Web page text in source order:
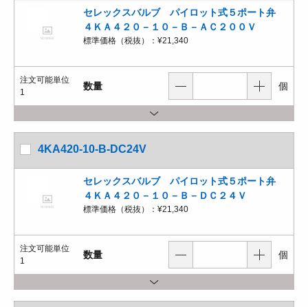
セレックスバルブ パイロット式５ポート弁
４ＫＡ４２０－１０－Ｂ－ＡＣ２００Ｖ
標準価格（税抜）： ¥21,340
注文可能単位
1
数量 個
4KA420-10-B-DC24V
セレックスバルブ パイロット式５ポート弁
４ＫＡ４２０－１０－Ｂ－ＤＣ２４Ｖ
標準価格（税抜）： ¥21,340
注文可能単位
1
数量 個